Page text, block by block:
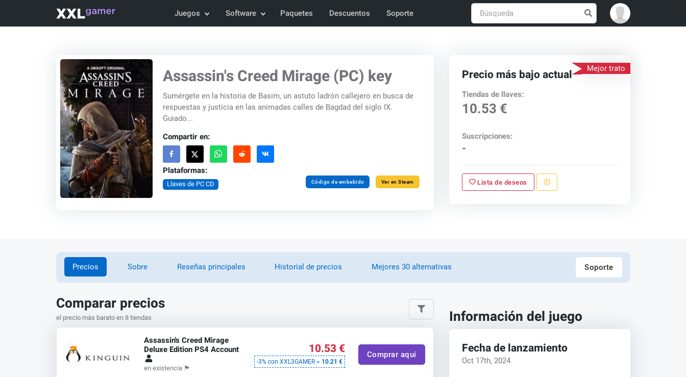
Juegos Software Paquetes Descuentos Soporte
Assassin's Creed Mirage (PC) key
Sumérgete en la historia de Basim, un astuto ladrón callejero en busca de
respuestas y justicia en las animadas calles de Bagdad del siglo IX.
Guiado...
Compartir en:
Plataformas:
Llaves de PC CD Código de embebido Ver en Steam
Mejor trato
Precio más bajo actual
Tiendas de llaves:
10.53 €
Suscripciones:
-
Lista de deseos
Precios Sobre Reseñas principales Historial de precios Mejores 30 alternativas Soporte
Comparar precios
el precio más barato en 8 tiendas
Assassin's Creed Mirage
Deluxe Edition PS4 Account
en existencia 🏴
10.53 €
-3% con XXL3GAMER = 10.21 €
Comprar aquí
Información del juego
Fecha de lanzamiento
Oct 17th, 2024